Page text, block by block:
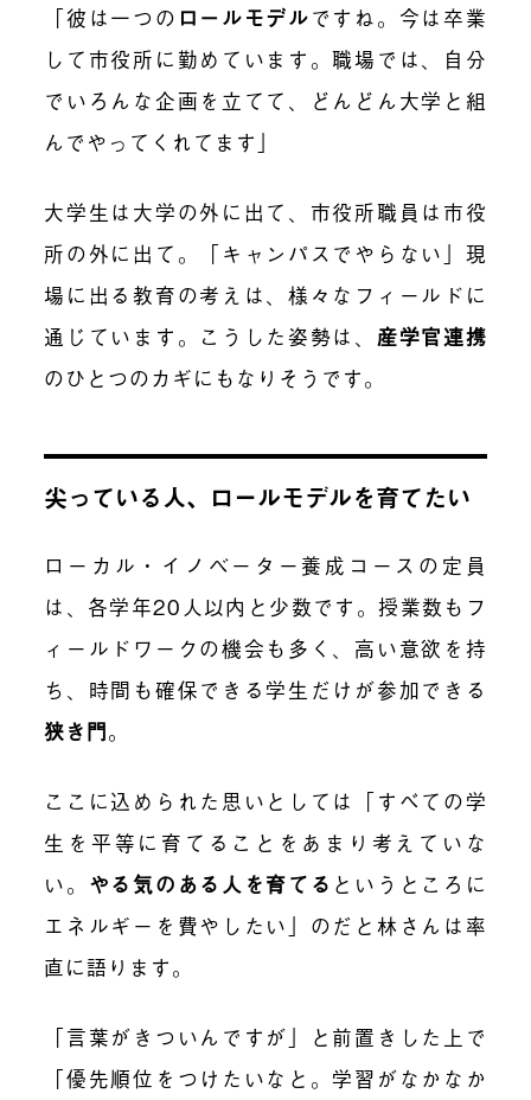
「彼は一つの ロールモデルですね。今は卒業
して市役所に勤めています。職場では、自分
でいろんな企画を立てて、どんどん大学と組
んでやってくれてます」
大学生は大学の外に出て、市役所職員は市役
所の外に出て。「キャンパスでやらない」現
場に出る教育の考えは、様々なフィールドに
通じています。こうした姿勢は、 産学官連携
のひとつのカギにもなりそうです。
尖っている人、ロールモデルを育てたい
ローカル・イノベーター養成コースの定員
は、各学年20人以内と少数です。授業数もフ
ィールドワークの機会も多く、高い意欲を持
ち、時間も確保できる学生だけが参加できる
狭き門。
ここに込められた思いとしては「すべての学
生を平等に育てることをあまり考えていな
い。 やる気のある人を育てる というところに
エネルギーを費やしたい」のだと林さんは率
直に語ります。
「言葉がきついんですが」と前置きした上で
「優先順位をつけたいなと。学習がなかなか